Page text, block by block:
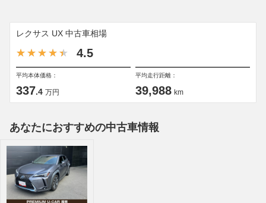
レクサス UX 中古車相場
4.5
平均本体価格：
337.4 万円
平均走行距離：
39,988 km
あなたにおすすめの中古車情報